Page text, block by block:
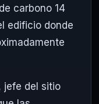
carbono 14
edificio donde
jefe del sitio